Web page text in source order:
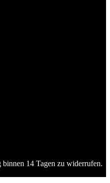
binnen 14 Tagen zu widerrufen.